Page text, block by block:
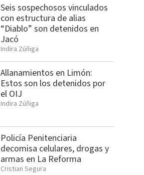
Seis sospechosos vinculados
con estructura de alias
“Diablo” son detenidos en
Jacó
Indira Zúñiga
Allanamientos en Limón:
Estos son los detenidos por
el OIJ
Indira Zúñiga
Policía Penitenciaria
decomisa celulares, drogas y
armas en La Reforma
Cristian Segura